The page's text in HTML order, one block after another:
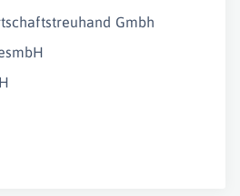
Gmbh